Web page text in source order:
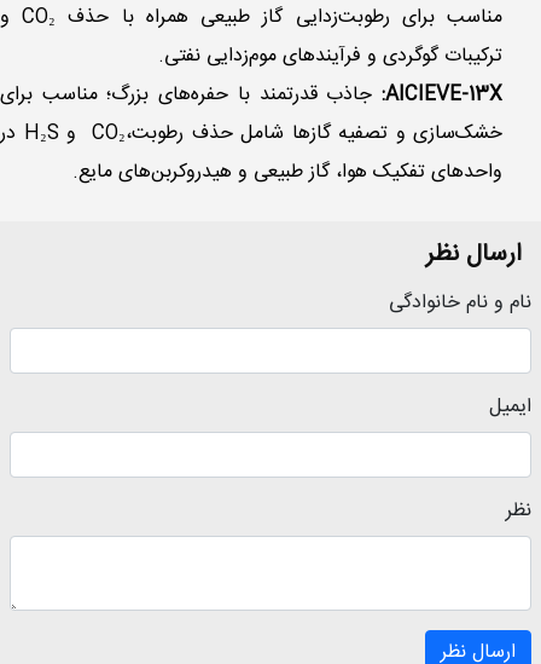
مناسب برای رطوبت‌زدایی گاز طبیعی همراه با حذف CO₂ و
ترکیبات گوگردی و فرآیندهای موم‌زدایی نفتی.
AICIEVE-13X: جاذب قدرتمند با حفره‌های بزرگ؛ مناسب برای
خشک‌سازی و تصفیه گازها شامل حذف رطوبت،CO₂ و H₂S در
واحدهای تفکیک هوا، گاز طبیعی و هیدروکربن‌های مایع.
ارسال نظر
نام و نام خانوادگی
ایمیل
نظر
ارسال نظر